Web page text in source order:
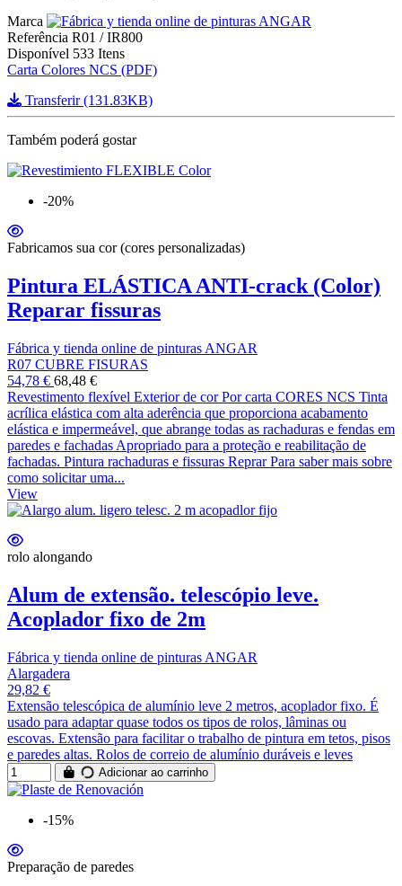
Marca
Referência R01 / IR800
Disponível 533 Itens
Carta Colores NCS (PDF)
Transferir (131.83KB)
Também poderá gostar
-20%
Fabricamos sua cor (cores personalizadas)
Pintura ELÁSTICA ANTI-crack (Color)
Reparar fissuras
Fábrica y tienda online de pinturas ANGAR
R07 CUBRE FISURAS
54,78 € 68,48 €
Revestimento flexível Exterior de cor Por carta CORES NCS Tinta
acrílica elástica com alta aderência que proporciona acabamento
elástica e impermeável, que abrange todas as rachaduras e fendas em
paredes e fachadas Apropriado para a proteção e reabilitação de
fachadas. Pintura rachaduras e fissuras Reprar Para saber mais sobre
como solicitar uma...
View
rolo alongando
Alum de extensão. telescópio leve.
Acoplador fixo de 2m
Fábrica y tienda online de pinturas ANGAR
Alargadera
29,82 €
Extensão telescópica de alumínio leve 2 metros, acoplador fixo. É
usado para adaptar quase todos os tipos de rolos, lâminas ou
escovas. Extensão para facilitar o trabalho de pintura em tetos, pisos
e paredes altas. Rolos de correio de alumínio duráveis e leves
Adicionar ao carrinho
-15%
Preparação de paredes